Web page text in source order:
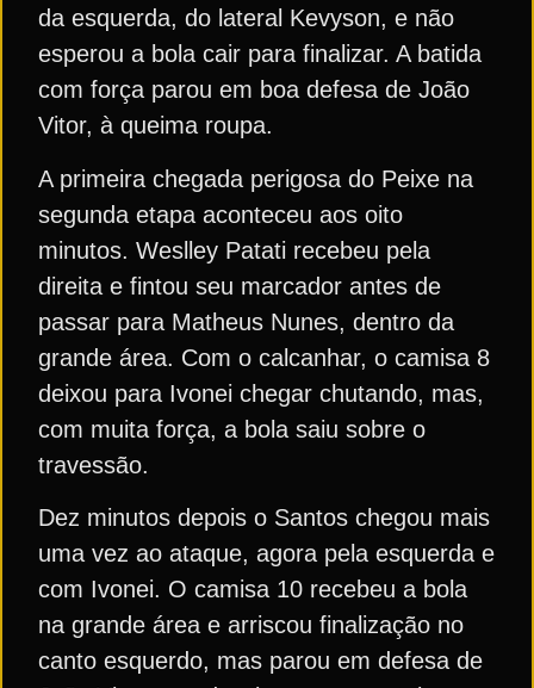
da esquerda, do lateral Kevyson, e não
esperou a bola cair para finalizar. A batida
com força parou em boa defesa de João
Vitor, à queima roupa.
A primeira chegada perigosa do Peixe na
segunda etapa aconteceu aos oito
minutos. Weslley Patati recebeu pela
direita e fintou seu marcador antes de
passar para Matheus Nunes, dentro da
grande área. Com o calcanhar, o camisa 8
deixou para Ivonei chegar chutando, mas,
com muita força, a bola saiu sobre o
travessão.
Dez minutos depois o Santos chegou mais
uma vez ao ataque, agora pela esquerda e
com Ivonei. O camisa 10 recebeu a bola
na grande área e arriscou finalização no
canto esquerdo, mas parou em defesa de